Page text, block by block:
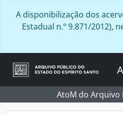
A disponibilização dos
Estadual n.º 9.871/2012),
AtoM do Arquivo